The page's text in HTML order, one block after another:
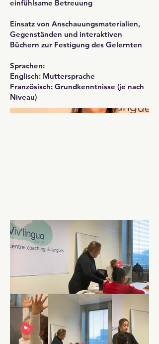
einfühlsame Betreuung
Einsatz von Anschauungsmaterialien,
Gegenständen und interaktiven
Büchern zur Festigung des Gelernten
Sprachen:
Englisch: Muttersprache
Französisch: Grundkenntnisse (je nach
Niveau)